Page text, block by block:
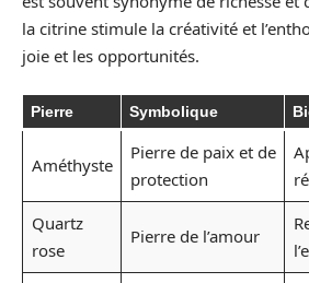
la citrine stimule la créativité et
joie et les opportunités.
Pierre Symbolique
Améthyste
Pierre de paix et de
protection
Quartz
rose
Pierre de l’amour